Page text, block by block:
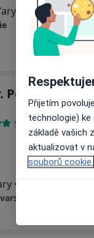
Mapa
20
Peter Tóth
5 názorů
•
krajské
Přijetím
technologie)
základě vašich
aktualizovat v
souborů cookie.